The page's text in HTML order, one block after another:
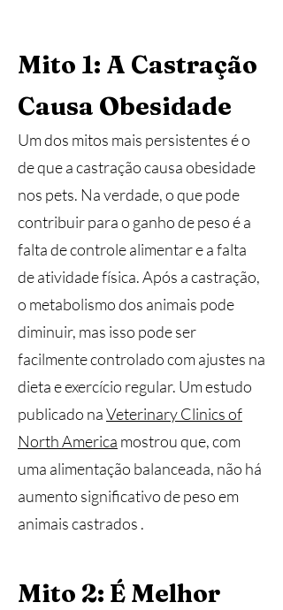
Mito 1: A Castração
Causa Obesidade
Um dos mitos mais persistentes é o
de que a castração causa obesidade
nos pets. Na verdade, o que pode
contribuir para o ganho de peso é a
falta de controle alimentar e a falta
de atividade física. Após a castração,
o metabolismo dos animais pode
diminuir, mas isso pode ser
facilmente controlado com ajustes na
dieta e exercício regular. Um estudo
publicado naVeterinary Clinics of
North America mostrou que, com
uma alimentação balanceada, não há
aumento significativo de peso em
animais castrados .
Mito 2: É Melhor